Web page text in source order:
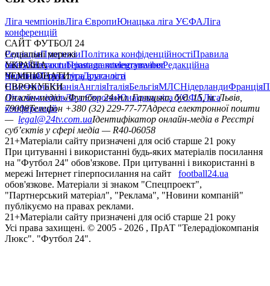
Ліга чемпіонівЛіга ЄвропиЮнацька ліга УЄФАЛіга
конференцій
САЙТ ФУТБОЛ 24
РедакціяПрогнозиПолітика конфіденційностіПравила
сайтуКонтактиПравила коментуванняРедакційна
політикаСтруктура власності
Соціальні мережі
facebookxyoutubeinstagramtelegramviber
УКРАЇНА
УкраїнаПерша лігаДруга ліга
ЧЕМПІОНАТИ
НімеччинаІспаніяАнгліяІталіяБельгіяМЛСНідерландиФранція
ЄВРОКУБКИ
Ліга чемпіонівЛіга ЄвропиЮнацька ліга УЄФАЛіга
конференцій
Онлайн-медіа «Футбол 24»пл. Галицька, буд. 15, м. Львів,
79008Телефон +380 (32) 229-77-77Адреса електронної пошти
— legal@24tv.com.uaІдентифікатор онлайн-медіа в Реєстрі
суб’єктів у сфері медіа — R40-06058
21+Матеріали сайту призначені для осіб старше 21 року
При цитуванні і використанні будь-яких матеріалів посилання
на "Футбол 24" обов'язкове. При цитуванні і використанні в
мережі Інтернет гіперпосилання на сайт
football24.ua
обов'язкове. Матеріали зі знаком "Спецпроект",
"Партнерський матеріал", "Реклама", "Новини компаній"
публікуємо на правах реклами.
21+Матеріали сайту призначені для осіб старше 21 року
Усi права захищенi. © 2005 - 2026 , ПрАТ "Телерадіокомпанія
Люкс". "Футбол 24".